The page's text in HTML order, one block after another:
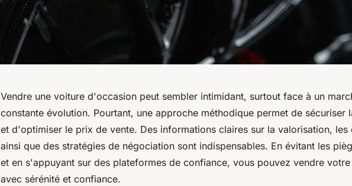
Vendre une voiture d'occasion peut sembler intimidant, surtout face à un
constante évolution. Pourtant, une approche méthodique permet de sécuriser
et d'optimiser le prix de vente. Des informations claires sur la valorisation, les
ainsi que des stratégies de négociation sont indispensables. En évitant les
et en s'appuyant sur des plateformes de confiance, vous pouvez vendre
avec sérénité et confiance.